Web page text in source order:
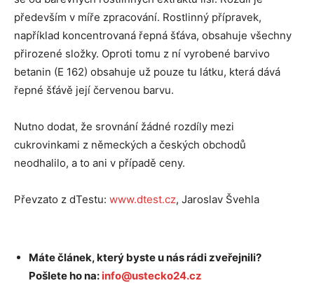
především v míře zpracování. Rostlinný přípravek,
například koncentrovaná řepná šťáva, obsahuje všechny
přirozené složky. Oproti tomu z ní vyrobené barvivo
betanin (E 162) obsahuje už pouze tu látku, která dává
řepné šťávě její červenou barvu.
Nutno dodat, že srovnání žádné rozdíly mezi
cukrovinkami z německých a českých obchodů
neodhalilo, a to ani v případě ceny.
Převzato z dTestu: www.dtest.cz, Jaroslav Švehla
Máte článek, který byste u nás rádi zveřejnili?
Pošlete ho na: info@ustecko24.cz